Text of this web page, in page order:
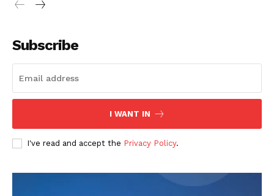
Subscribe
I WANT IN
I've read and accept the Privacy Policy.